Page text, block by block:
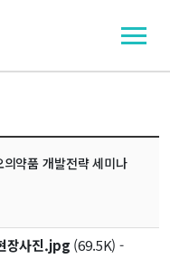
약품 개발전략 세미나
장사진.jpg (69.5K) -